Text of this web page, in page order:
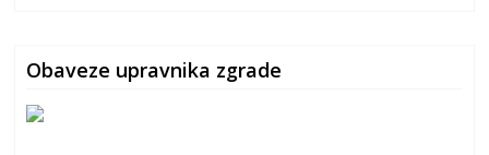
Obaveze upravnika zgrade